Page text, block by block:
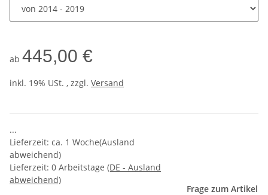
ab 445,00 €
inkl. 19% USt. , zzgl. Versand
...
Lieferzeit: ca. 1 Woche(Ausland
abweichend)
Lieferzeit: 0 Arbeitstage (DE - Ausland
abweichend)
Frage zum Artikel